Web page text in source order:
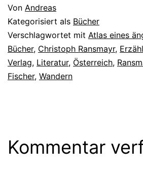
Von Andreas
Kategorisiert als Bücher
Verschlagwortet mit Atlas eines
Bücher, Christoph Ransmayr,
Verlag, Literatur, Österreich,
Fischer, Wandern
Kommentar